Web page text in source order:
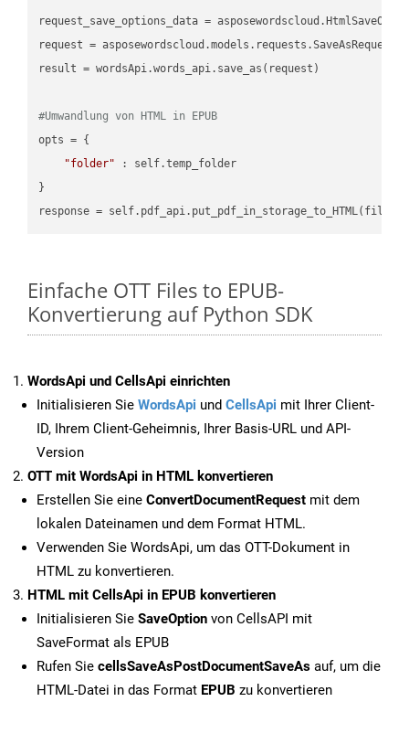
request_save_options_data =
request =
result = wordsApi.words_api.save_as(request)
#Umwandlung von HTML in EPUB
opts = {
"folder" : self.temp_folder
}
Einfache OTT Files to EPUB-
Konvertierung auf Python SDK
WordsApi und CellsApi einrichten
Initialisieren Sie WordsApi und CellsApi mit Ihrer Client-
ID, Ihrem Client-Geheimnis, Ihrer Basis-URL und API-
Version
OTT mit WordsApi in HTML konvertieren
Erstellen Sie eine ConvertDocumentRequest mit dem
lokalen Dateinamen und dem Format HTML.
Verwenden Sie WordsApi, um das OTT-Dokument in
HTML zu konvertieren.
HTML mit CellsApi in EPUB konvertieren
Initialisieren Sie SaveOption von CellsAPI mit
SaveFormat als EPUB
Rufen Sie cellsSaveAsPostDocumentSaveAs auf, um die
HTML-Datei in das Format EPUB zu konvertieren